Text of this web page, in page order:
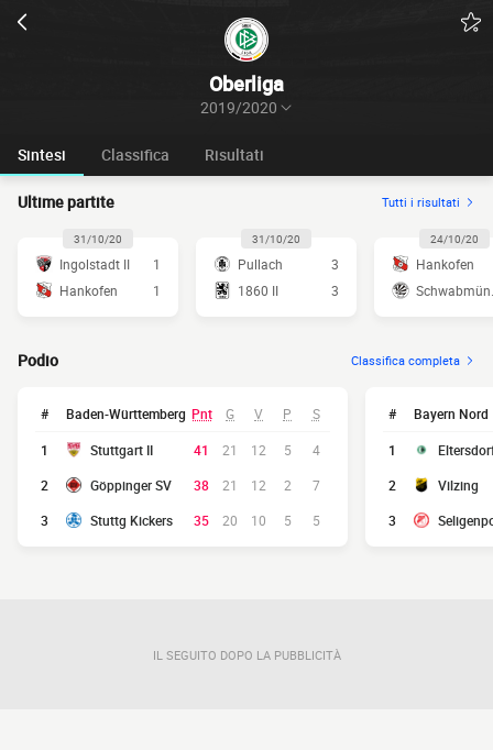
Oberliga
2019/2020
Sintesi Classifica Risultati
Ultime partite Tutti i risultati
31/10/20
Ingolstadt II
1
Hankofen
1
31/10/20
Pullach
3
1860 II
3
24/10/20
Hankofen
Podio Classifica completa
# Baden-Württemberg Pnt G V P S
1 Stuttgart II 41 21 12 5
4
2
Göppinger SV 38 21 12 2
7
3
Stuttg Kickers 35 20 10 5 5
# Bayern Nord
1
2
Vilzing
3
IL SEGUITO DOPO LA PUBBLICITÀ